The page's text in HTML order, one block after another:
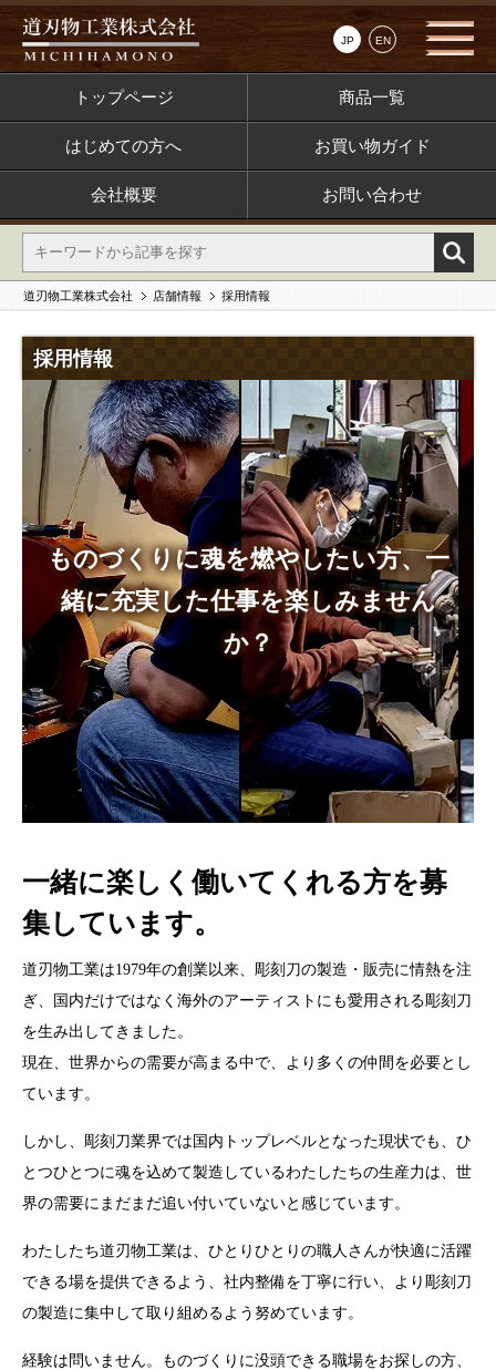
JP EN
トップページ 商品一覧
はじめての方へ お買い物ガイド
会社概要 お問い合わせ
道刃物工業株式会社 店舗情報 採用情報
採用情報
ものづくりに魂を燃やしたい方、一
緒に充実した仕事を楽しみません
か？
一緒に楽しく働いてくれる方を募
集しています。
道刃物工業は1979年の創業以来、彫刻刀の製造・販売に情熱を注
ぎ、国内だけではなく海外のアーティストにも愛用される彫刻刀
を生み出してきました。
現在、世界からの需要が高まる中で、より多くの仲間を必要とし
ています。
しかし、彫刻刀業界では国内トップレベルとなった現状でも、ひ
とつひとつに魂を込めて製造しているわたしたちの生産力は、世
界の需要にまだまだ追い付いていないと感じています。
わたしたち道刃物工業は、ひとりひとりの職人さんが快適に活躍
できる場を提供できるよう、社内整備を丁寧に行い、より彫刻刀
の製造に集中して取り組めるよう努めています。
経験は問いません。ものづくりに没頭できる職場をお探しの方、